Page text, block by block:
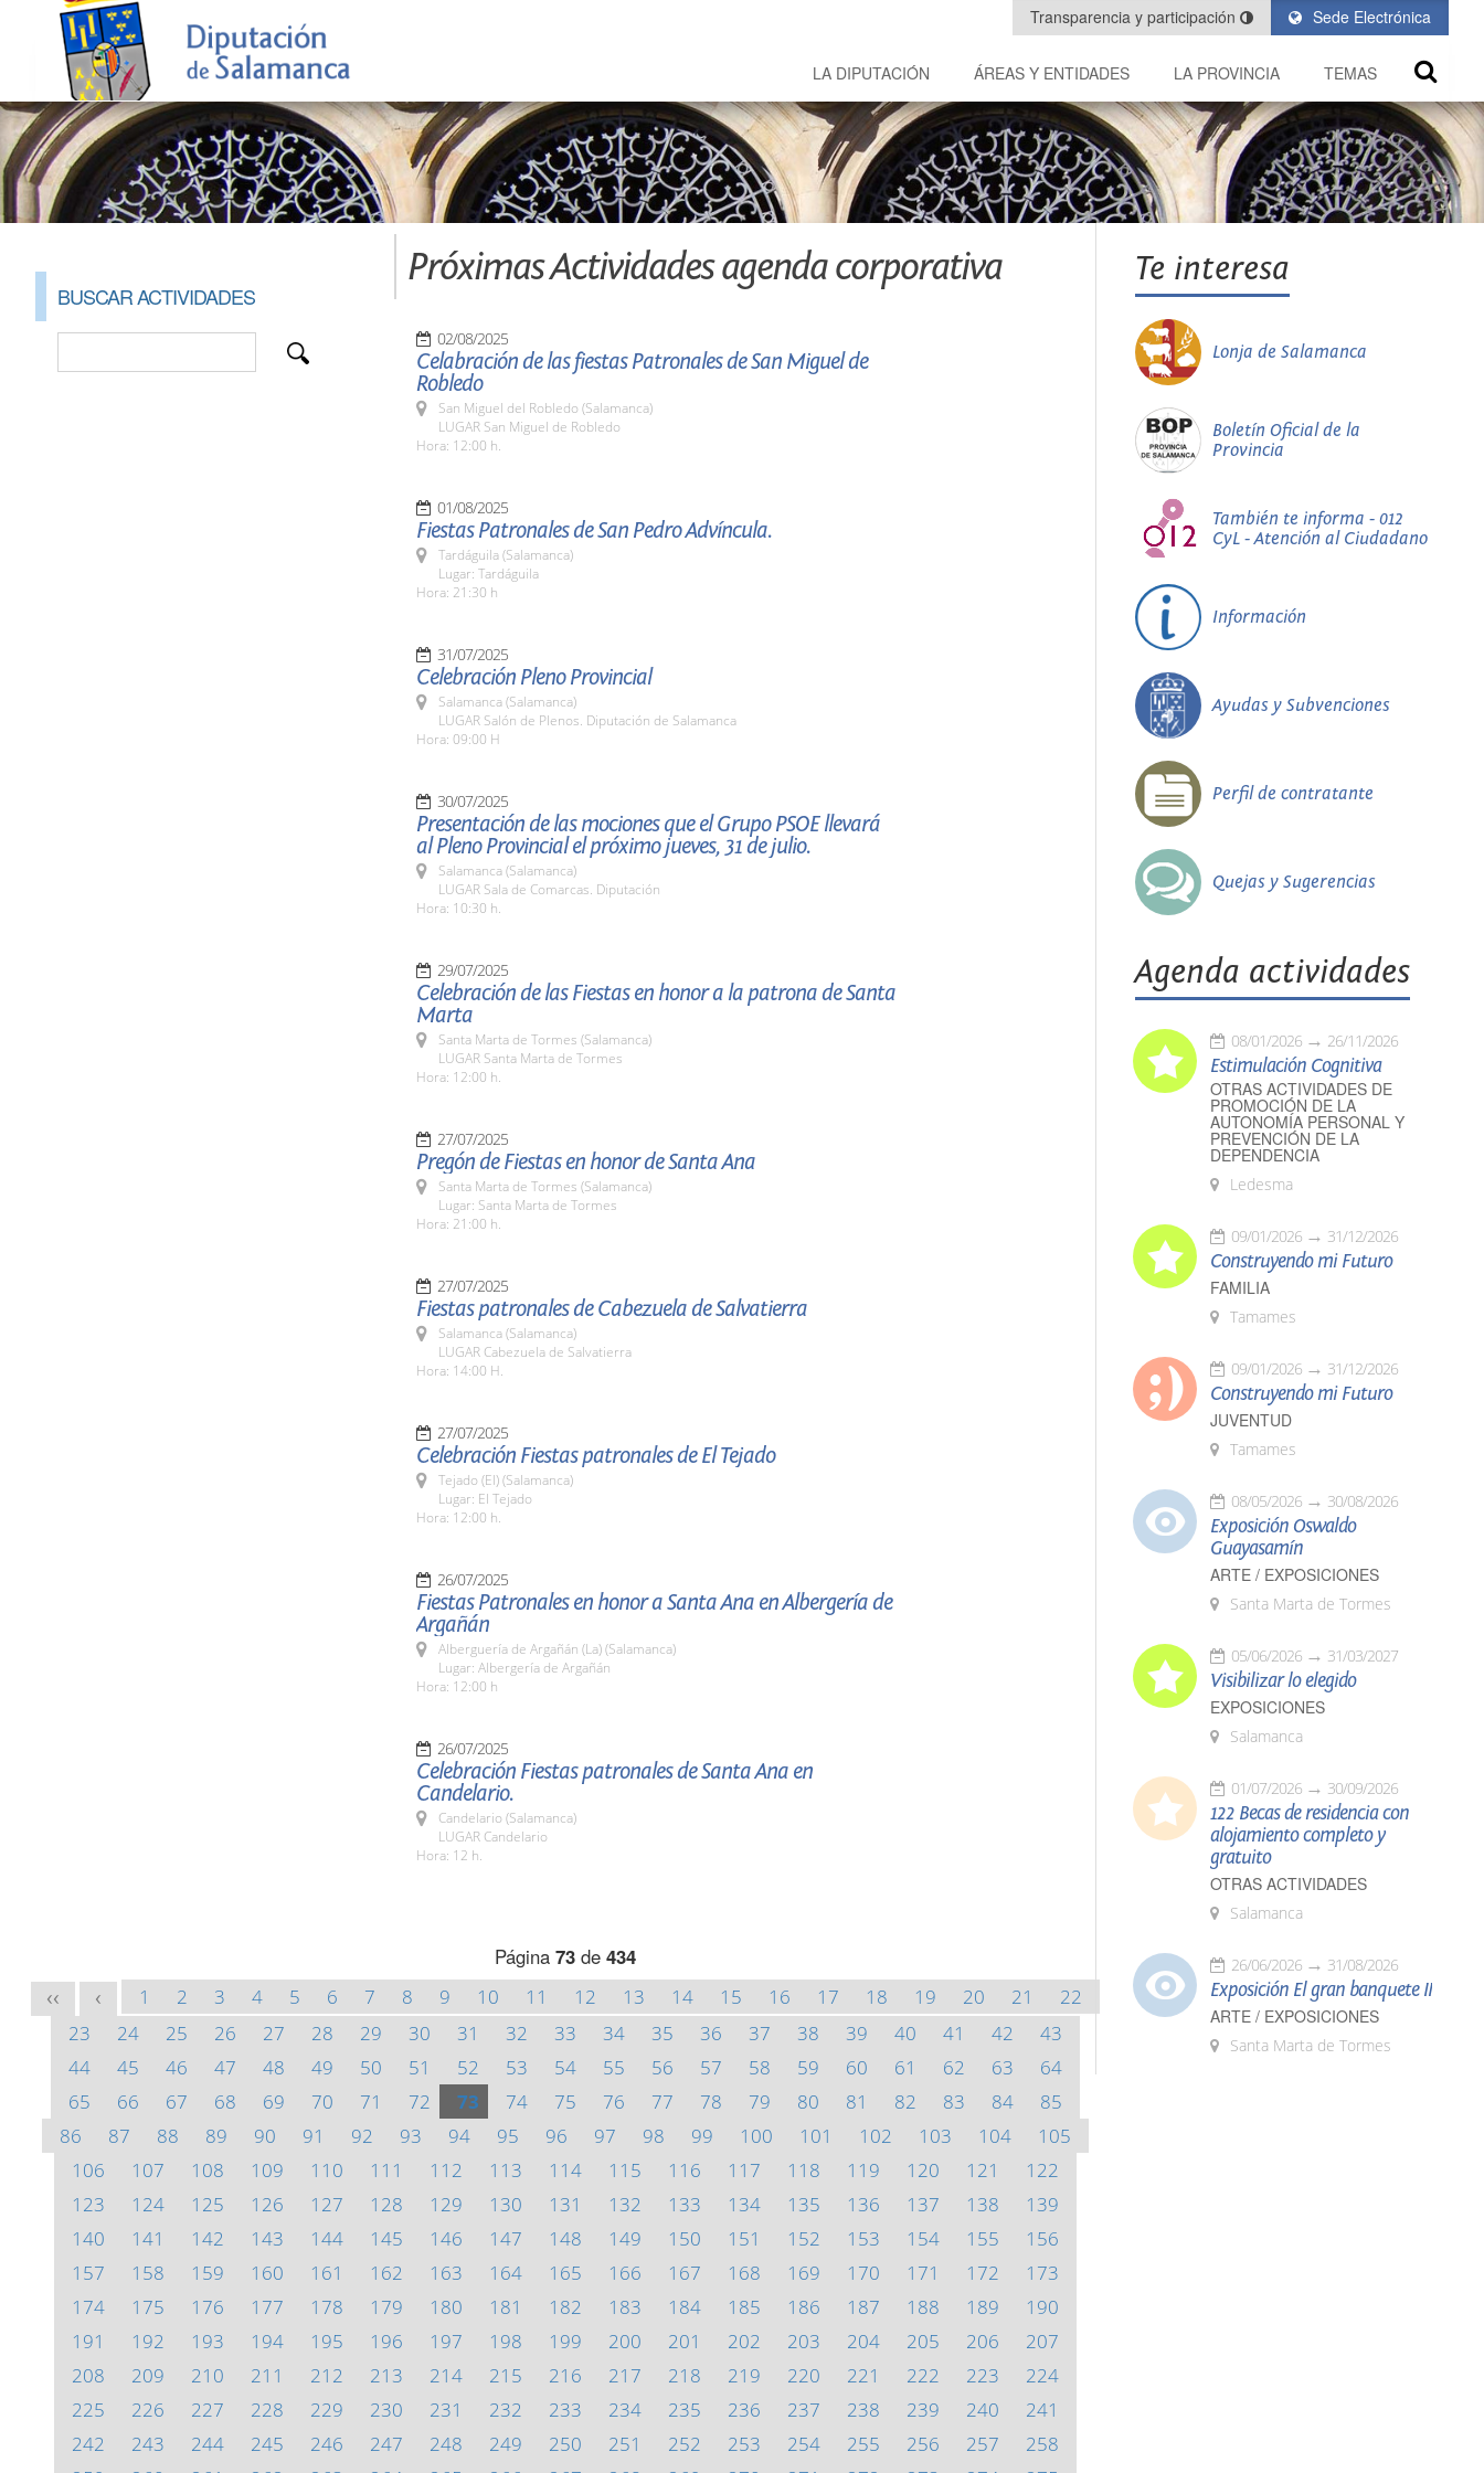
Sede Electrónica
Transparencia y participación
LA DIPUTACIÓN ÁREAS Y ENTIDADES LA PROVINCIA TEMAS
BUSCAR ACTIVIDADES
Próximas Actividades agenda corporativa
02/08/2025
Celabración de las fiestas Patronales de San Miguel de
Robledo
San Miguel del Robledo (Salamanca)
LUGAR San Miguel de Robledo
Hora: 12:00 h.
01/08/2025
Fiestas Patronales de San Pedro Advíncula.
Tardáguila (Salamanca)
Lugar: Tardáguila
Hora: 21:30 h
31/07/2025
Celebración Pleno Provincial
Salamanca (Salamanca)
LUGAR Salón de Plenos. Diputación de Salamanca
Hora: 09:00 H
30/07/2025
Presentación de las mociones que el Grupo PSOE llevará
al Pleno Provincial el próximo jueves, 31 de julio.
Salamanca (Salamanca)
LUGAR Sala de Comarcas. Diputación
Hora: 10:30 h.
29/07/2025
Celebración de las Fiestas en honor a la patrona de Santa
Marta
Santa Marta de Tormes (Salamanca)
LUGAR Santa Marta de Tormes
Hora: 12:00 h.
27/07/2025
Pregón de Fiestas en honor de Santa Ana
Santa Marta de Tormes (Salamanca)
Lugar: Santa Marta de Tormes
Hora: 21:00 h.
27/07/2025
Fiestas patronales de Cabezuela de Salvatierra
Salamanca (Salamanca)
LUGAR Cabezuela de Salvatierra
Hora: 14:00 H.
27/07/2025
Celebración Fiestas patronales de El Tejado
Tejado (El) (Salamanca)
Lugar: El Tejado
Hora: 12:00 h.
26/07/2025
Fiestas Patronales en honor a Santa Ana en Albergería de
Argañán
Alberguería de Argañán (La) (Salamanca)
Lugar: Albergería de Argañán
Hora: 12:00 h
26/07/2025
Celebración Fiestas patronales de Santa Ana en
Candelario.
Candelario (Salamanca)
LUGAR Candelario
Hora: 12 h.
Página 73 de 434
<< < 1 2 3 4 5 6 7 8 9 10 11 12 13 14 15 16 17 18 19 20 21
22
23
24 25 26 27 28 29 30 31 32 33 34 35 36 37 38 39 40 41 42
43
44
45 46 47 48 49 50 51 52 53 54 55 56 57 58 59 60 61 62 63
64
65
66 67 68 69 70 71 72 73 74 75 76 77 78 79 80 81 82 83 84
85
86
87 88 89 90 91 92 93 94 95 96 97 98 99 100 101 102 103 104
105
106
107 108 109 110 111 112 113 114 115 116 117 118 119 120 121
122
123
124 125 126 127 128 129 130 131 132 133 134 135 136 137 138
139
140
141 142 143 144 145 146 147 148 149 150 151 152 153 154 155
156
157
158 159 160 161 162 163 164 165 166 167 168 169 170 171 172
173
174
175 176 177 178 179 180 181 182 183 184 185 186 187 188 189
190
191
192 193 194 195 196 197 198 199 200 201 202 203 204 205 206
207
208
209 210 211 212 213 214 215 216 217 218 219 220 221 222 223
224
225
226 227 228 229 230 231 232 233 234 235 236 237 238 239 240
241
242
243 244 245 246 247 248 249 250 251 252 253 254 255 256 257
258
Te interesa
Lonja de Salamanca
Boletín Oficial de la
Provincia
También te informa - 012
CyL - Atención al Ciudadano
Información
Ayudas y Subvenciones
Perfil de contratante
Quejas y Sugerencias
Agenda actividades
08/01/2026 26/11/2026
Estimulación Cognitiva
OTRAS ACTIVIDADES DE
PROMOCIÓN DE LA
AUTONOMÍA PERSONAL Y
PREVENCIÓN DE LA
DEPENDENCIA
Ledesma
09/01/2026 31/12/2026
Construyendo mi Futuro
FAMILIA
Tamames
09/01/2026 31/12/2026
Construyendo mi Futuro
JUVENTUD
Tamames
08/05/2026 30/08/2026
Exposición Oswaldo
Guayasamín
ARTE / EXPOSICIONES
Santa Marta de Tormes
05/06/2026 31/03/2027
Visibilizar lo elegido
EXPOSICIONES
Salamanca
01/07/2026 30/09/2026
122 Becas de residencia con
alojamiento completo y
gratuito
OTRAS ACTIVIDADES
Salamanca
26/06/2026 31/08/2026
Exposición El gran banquete II
ARTE / EXPOSICIONES
Santa Marta de Tormes